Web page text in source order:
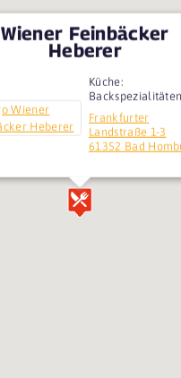
Wiener Feinbäcker
Heberer
Küche:
Backspezialitäten
Frankfurter
Landstraße 1-3
61352 Bad